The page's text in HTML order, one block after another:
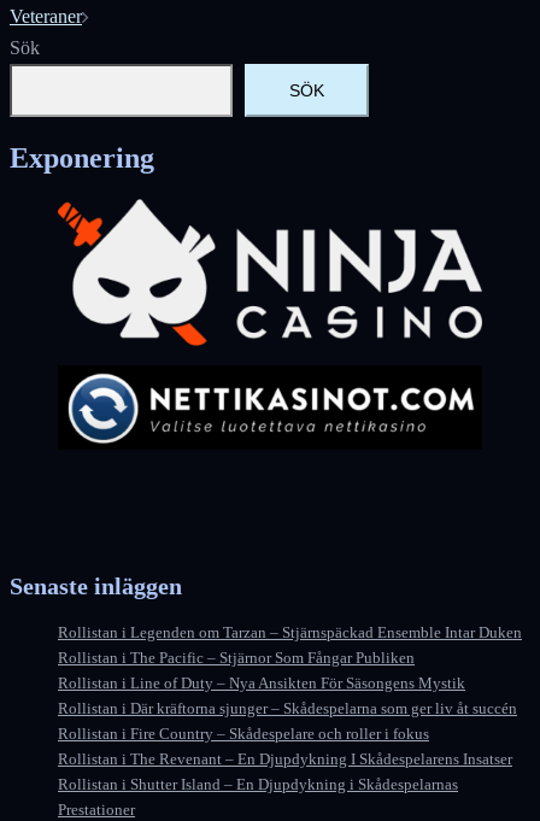
Veteraner
Sök
SÖK
Exponering
Senaste inläggen
Rollistan i Legenden om Tarzan – Stjärnspäckad Ensemble Intar Duken
Rollistan i The Pacific – Stjärnor Som Fångar Publiken
Rollistan i Line of Duty – Nya Ansikten För Säsongens Mystik
Rollistan i Där kräftorna sjunger – Skådespelarna som ger liv åt succén
Rollistan i Fire Country – Skådespelare och roller i fokus
Rollistan i The Revenant – En Djupdykning I Skådespelarens Insatser
Rollistan i Shutter Island – En Djupdykning i Skådespelarnas
Prestationer